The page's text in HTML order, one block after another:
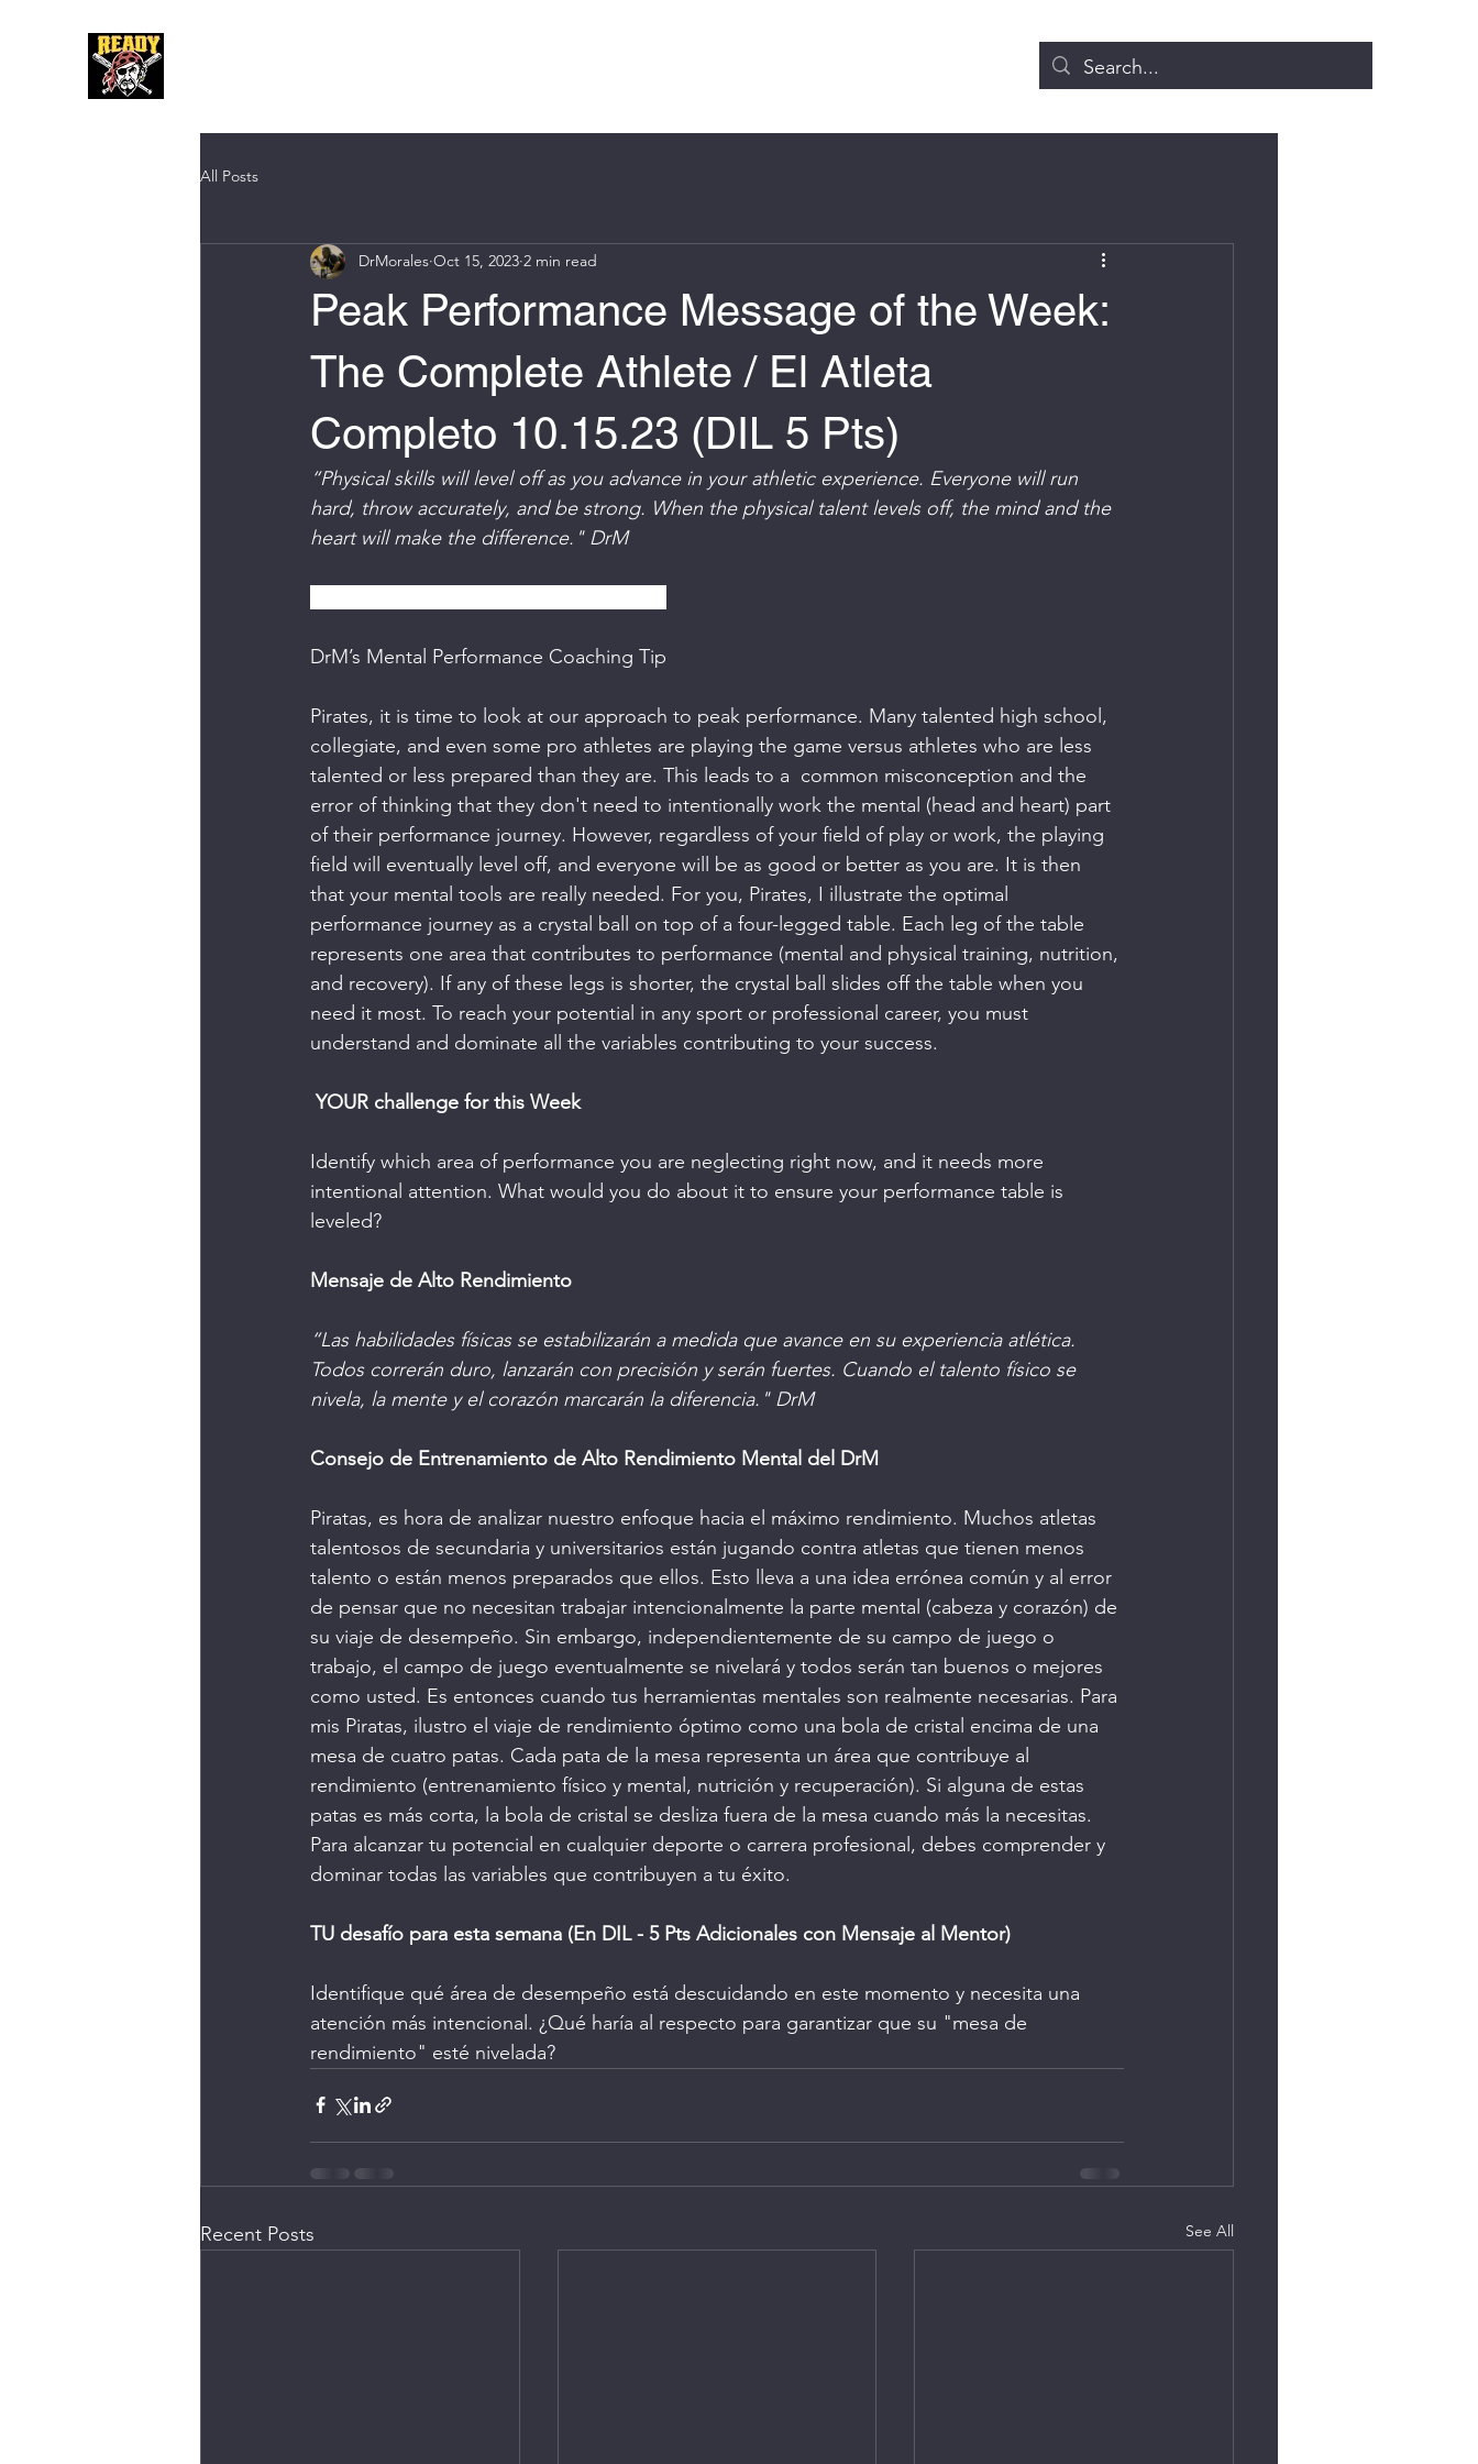
All Posts
Peak Performance Message of the Week:
The Complete Athlete / El Atleta
Completo 10.15.23 (DIL 5 Pts)
DrMorales Oct 15, 2023 2 min read
“Physical skills will level off as you advance in your athletic experience. Everyone will run
hard, throw accurately, and be strong. When the physical talent levels off, the mind and the
heart will make the difference." DrM
DrM’s Mental Performance Coaching Tip
Pirates, it is time to look at our approach to peak performance. Many talented high school,
collegiate, and even some pro athletes are playing the game versus athletes who are less
talented or less prepared than they are. This leads to a  common misconception and the
error of thinking that they don't need to intentionally work the mental (head and heart) part
of their performance journey. However, regardless of your field of play or work, the playing
field will eventually level off, and everyone will be as good or better as you are. It is then
that your mental tools are really needed. For you, Pirates, I illustrate the optimal
performance journey as a crystal ball on top of a four-legged table. Each leg of the table
represents one area that contributes to performance (mental and physical training, nutrition,
and recovery). If any of these legs is shorter, the crystal ball slides off the table when you
need it most. To reach your potential in any sport or professional career, you must
understand and dominate all the variables contributing to your success.
YOUR challenge for this Week
Identify which area of performance you are neglecting right now, and it needs more
intentional attention. What would you do about it to ensure your performance table is
leveled?
Mensaje de Alto Rendimiento
“Las habilidades físicas se estabilizarán a medida que avance en su experiencia atlética.
Todos correrán duro, lanzarán con precisión y serán fuertes. Cuando el talento físico se
nivela, la mente y el corazón marcarán la diferencia." DrM
Consejo de Entrenamiento de Alto Rendimiento Mental del DrM
Piratas, es hora de analizar nuestro enfoque hacia el máximo rendimiento. Muchos atletas
talentosos de secundaria y universitarios están jugando contra atletas que tienen menos
talento o están menos preparados que ellos. Esto lleva a una idea errónea común y al error
de pensar que no necesitan trabajar intencionalmente la parte mental (cabeza y corazón) de
su viaje de desempeño. Sin embargo, independientemente de su campo de juego o
trabajo, el campo de juego eventualmente se nivelará y todos serán tan buenos o mejores
como usted. Es entonces cuando tus herramientas mentales son realmente necesarias. Para
mis Piratas, ilustro el viaje de rendimiento óptimo como una bola de cristal encima de una
mesa de cuatro patas. Cada pata de la mesa representa un área que contribuye al
rendimiento (entrenamiento físico y mental, nutrición y recuperación). Si alguna de estas
patas es más corta, la bola de cristal se desliza fuera de la mesa cuando más la necesitas.
Para alcanzar tu potencial en cualquier deporte o carrera profesional, debes comprender y
dominar todas las variables que contribuyen a tu éxito.
TU desafío para esta semana (En DIL - 5 Pts Adicionales con Mensaje al Mentor)
Identifique qué área de desempeño está descuidando en este momento y necesita una
atención más intencional. ¿Qué haría al respecto para garantizar que su "mesa de
rendimiento" esté nivelada?
Recent Posts See All